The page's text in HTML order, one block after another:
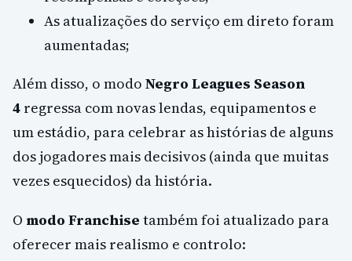
As atualizações do serviço em direto foram
aumentadas;
Além disso, o modo Negro Leagues Season
4 regressa com novas lendas, equipamentos e
um estádio, para celebrar as histórias de alguns
dos jogadores mais decisivos (ainda que muitas
vezes esquecidos) da história.
O modo Franchise também foi atualizado para
oferecer mais realismo e controlo: